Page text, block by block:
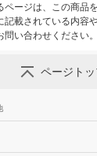
ページは、この商品
記載されている内容
い合わせください。
ページト